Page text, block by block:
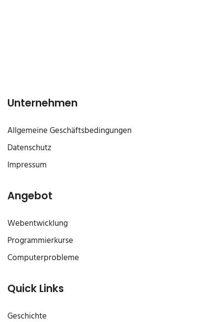
Unternehmen
Allgemeine Geschäftsbedingungen
Datenschutz
Impressum
Angebot
Webentwicklung
Programmierkurse
Computerprobleme
Quick Links
Geschichte